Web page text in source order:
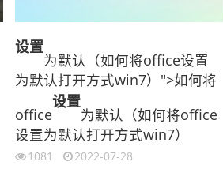
设置
为默认（如何将office设置
为默认打开方式win7）">如何将
office
设置
为默认（如何将office
设置为默认打开方式win7）
1081 2022-07-28